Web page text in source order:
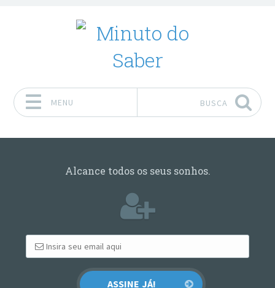
MENU BUSCA
Alcance todos os seus sonhos.